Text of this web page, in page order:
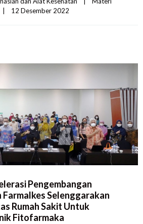
12 Desember 2022
Pengembangan
Selenggarakan
Rumah Sakit Untuk
Fitofarmaka